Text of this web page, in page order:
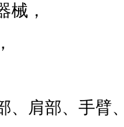
械，
、肩部、手臂